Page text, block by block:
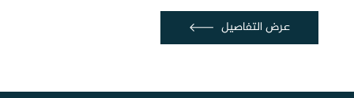
عرض التفاصيل